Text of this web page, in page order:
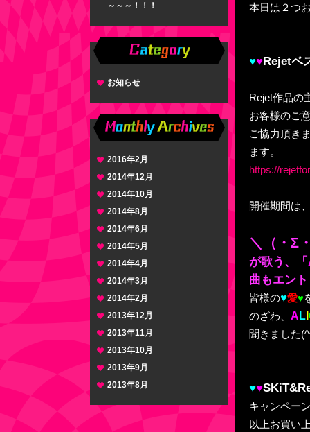
本日は２つ
♥♥Rejetベ
Rejet作品の
お客様のご
ご協力頂き
ます。
https://
開催期間は
＼（・Σ
が歌う、「
曲もエン
皆様の♥愛♥
のざわ、 ALI
聞きました
♥♥
キャンペー
以上お買い
～～～！！！
お知らせ
2016年2月
2014年12月
2014年10月
2014年8月
2014年6月
2014年5月
2014年4月
2014年3月
2014年2月
2013年12月
2013年11月
2013年10月
2013年9月
2013年8月